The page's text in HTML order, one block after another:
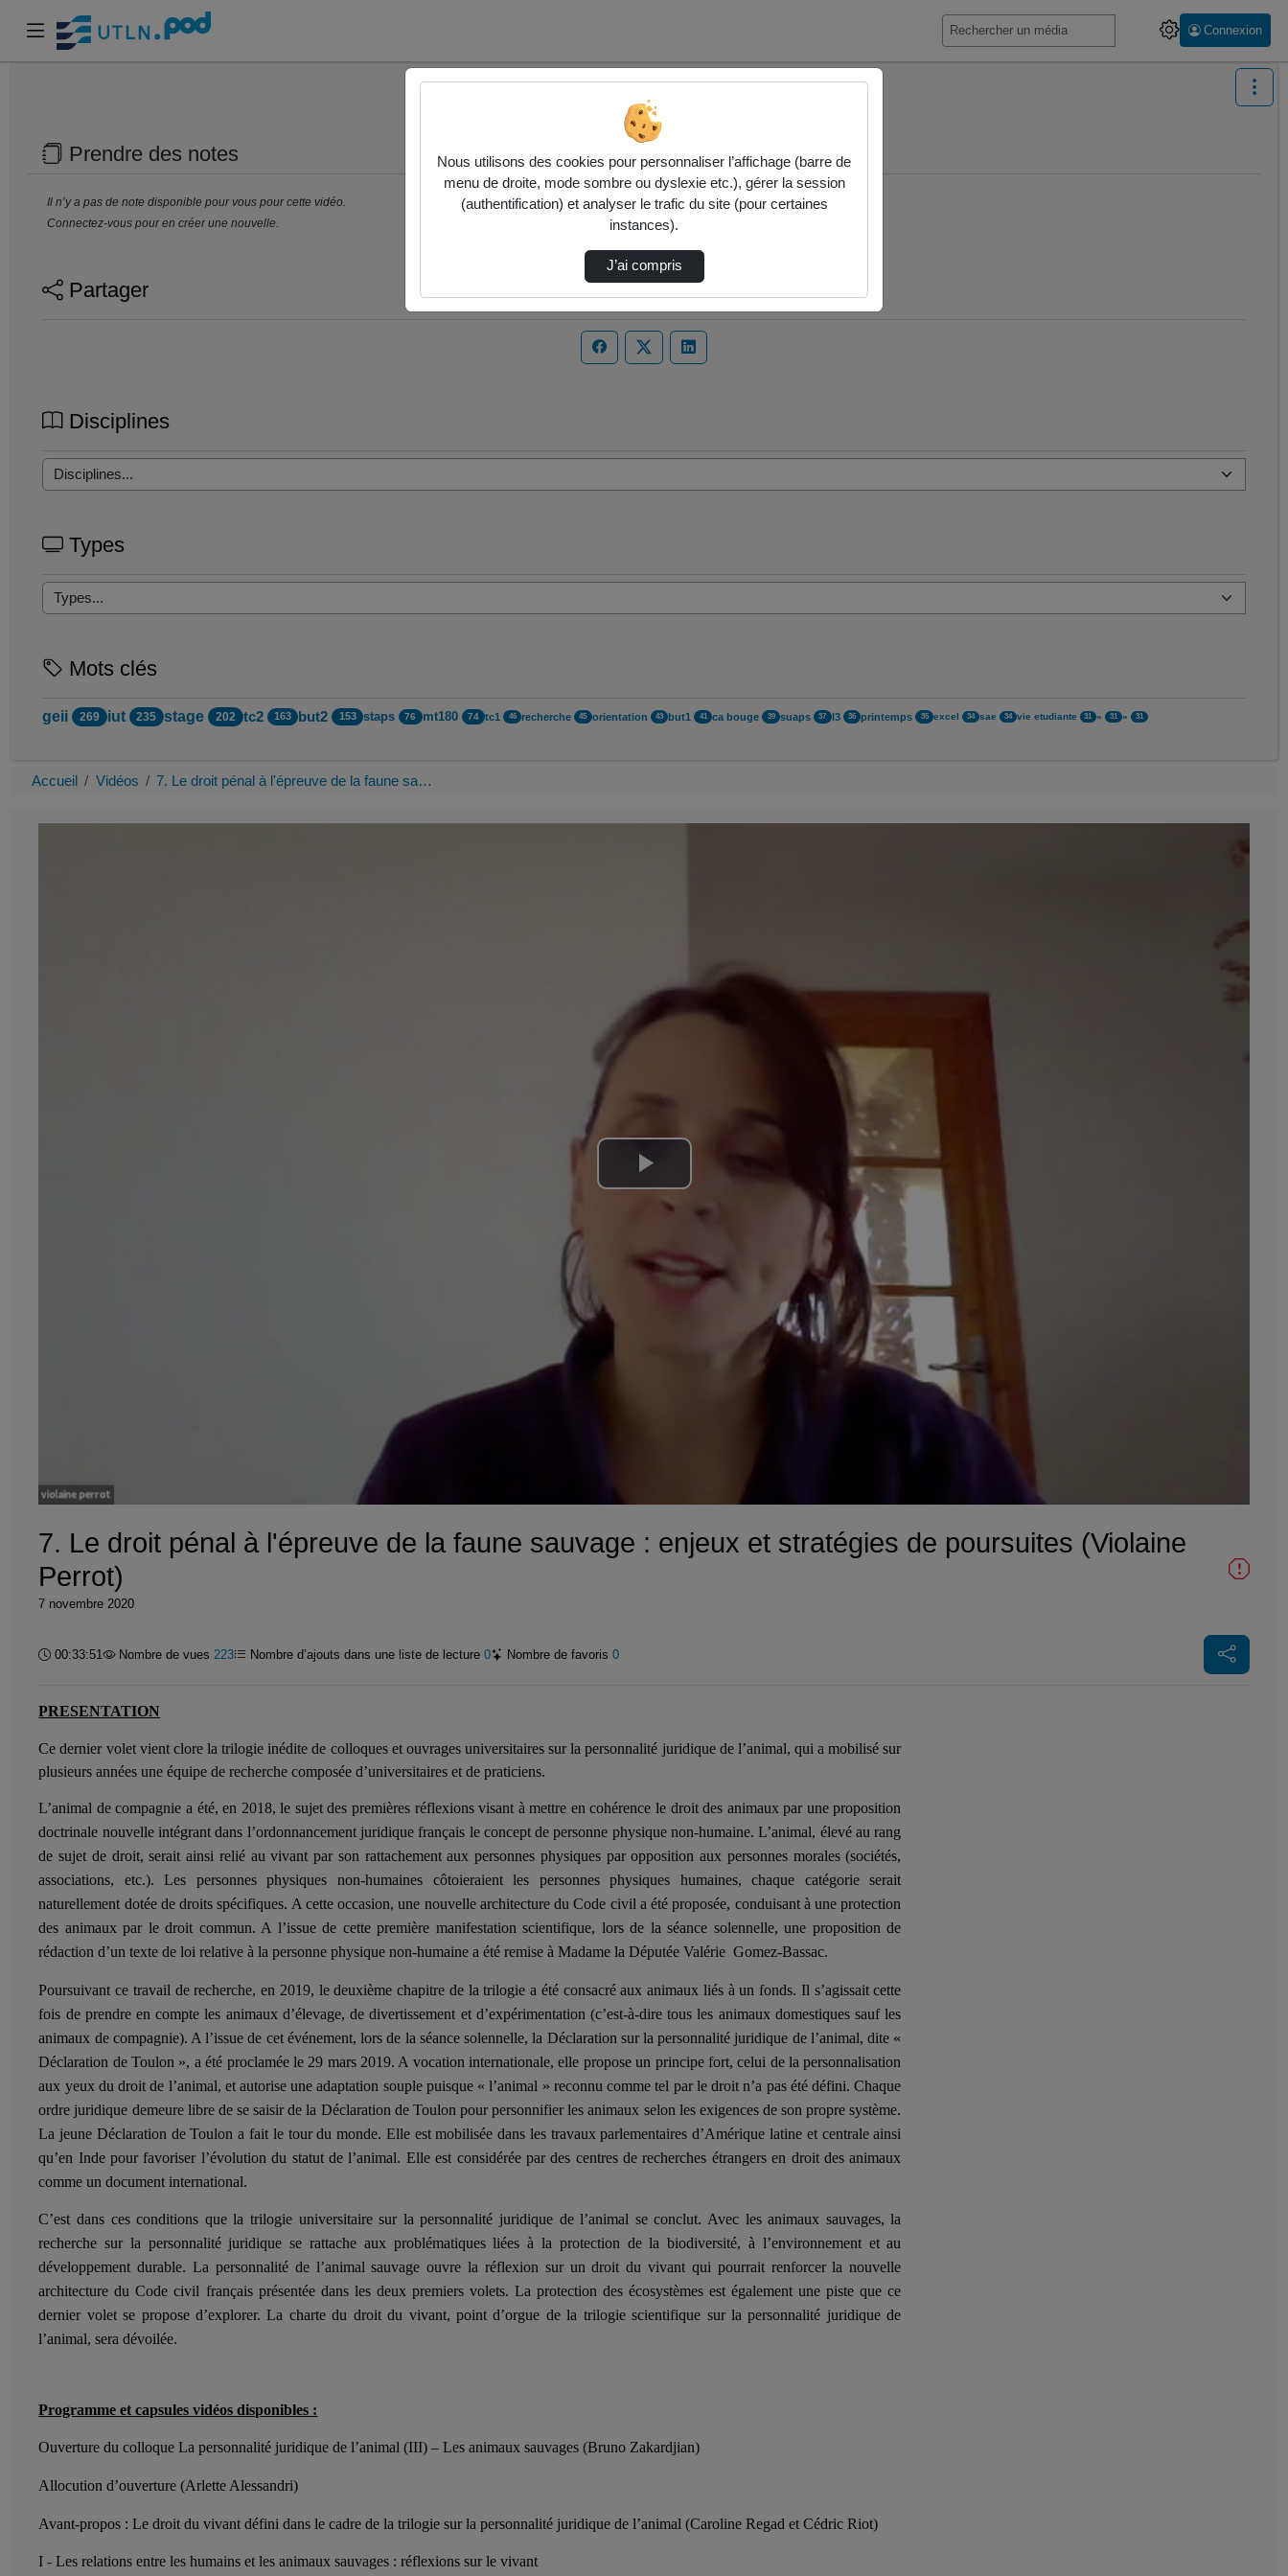
Connexion
Prendre des notes
Il n’y a pas de note disponible pour vous pour cette vidéo.
Connectez-vous pour en créer une nouvelle.
Partager
Disciplines
Types
Mots clés
geii 269 iut 235 stage 202 tc2 163 but2 153 staps 76 mt180 74 tc1 46 recherche 45 orientation 43 but1 41 ca bouge 39 suaps 37 l3 36 printemps 35 excel 34 sae 34 vie etudiante 31 « 31 » 31
Accueil Vidéos 7. Le droit pénal à l'épreuve de la faune sa…
Lire
vidéo
7. Le droit pénal à l'épreuve de la faune sauvage : enjeux et stratégies de poursuites (Violaine
Perrot)
7 novembre 2020
Durée :
00:33:51 Nombre de vues 223 Nombre d’ajouts dans une liste de lecture0 Nombre de favoris0
PRESENTATION
Ce dernier volet vient clore la trilogie inédite de colloques et ouvrages universitaires sur la personnalité juridique de l’animal, qui a mobilisé sur
plusieurs années une équipe de recherche composée d’universitaires et de praticiens.
L’animal de compagnie a été, en 2018, le sujet des premières réflexions visant à mettre en cohérence le droit des animaux par une proposition
doctrinale nouvelle intégrant dans l’ordonnancement juridique français le concept de personne physique non-humaine. L’animal, élevé au rang
de sujet de droit, serait ainsi relié au vivant par son rattachement aux personnes physiques par opposition aux personnes morales (sociétés,
associations, etc.). Les personnes physiques non-humaines côtoieraient les personnes physiques humaines, chaque catégorie serait
naturellement dotée de droits spécifiques. A cette occasion, une nouvelle architecture du Code civil a été proposée, conduisant à une protection
des animaux par le droit commun. A l’issue de cette première manifestation scientifique, lors de la séance solennelle, une proposition de
rédaction d’un texte de loi relative à la personne physique non-humaine a été remise à Madame la Députée Valérie Gomez-Bassac.
Poursuivant ce travail de recherche, en 2019, le deuxième chapitre de la trilogie a été consacré aux animaux liés à un fonds. Il s’agissait cette
fois de prendre en compte les animaux d’élevage, de divertissement et d’expérimentation (c’est-à-dire tous les animaux domestiques sauf les
animaux de compagnie). A l’issue de cet événement, lors de la séance solennelle, la Déclaration sur la personnalité juridique de l’animal, dite «
Déclaration de Toulon », a été proclamée le 29 mars 2019. A vocation internationale, elle propose un principe fort, celui de la personnalisation
aux yeux du droit de l’animal, et autorise une adaptation souple puisque « l’animal » reconnu comme tel par le droit n’a pas été défini. Chaque
ordre juridique demeure libre de se saisir de la Déclaration de Toulon pour personnifier les animaux selon les exigences de son propre système.
La jeune Déclaration de Toulon a fait le tour du monde. Elle est mobilisée dans les travaux parlementaires d’Amérique latine et centrale ainsi
qu’en Inde pour favoriser l’évolution du statut de l’animal. Elle est considérée par des centres de recherches étrangers en droit des animaux
comme un document international.
C’est dans ces conditions que la trilogie universitaire sur la personnalité juridique de l’animal se conclut. Avec les animaux sauvages, la
recherche sur la personnalité juridique se rattache aux problématiques liées à la protection de la biodiversité, à l’environnement et au
développement durable. La personnalité de l’animal sauvage ouvre la réflexion sur un droit du vivant qui pourrait renforcer la nouvelle
architecture du Code civil français présentée dans les deux premiers volets. La protection des écosystèmes est également une piste que ce
dernier volet se propose d’explorer. La charte du droit du vivant, point d’orgue de la trilogie scientifique sur la personnalité juridique de
l’animal, sera dévoilée.
Programme et capsules vidéos disponibles :
Ouverture du colloque La personnalité juridique de l’animal (III) – Les animaux sauvages (Bruno Zakardjian)
Allocution d’ouverture (Arlette Alessandri)
Avant-propos : Le droit du vivant défini dans le cadre de la trilogie sur la personnalité juridique de l’animal (Caroline Regad et Cédric Riot)
I - Les relations entre les humains et les animaux sauvages : réflexions sur le vivant
Nous utilisons des cookies pour personnaliser l’affichage (barre de
menu de droite, mode sombre ou dyslexie etc.), gérer la session
(authentification) et analyser le trafic du site (pour certaines
instances).
J’ai compris